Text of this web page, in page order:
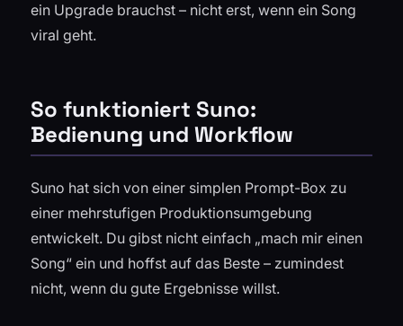
ein Upgrade brauchst – nicht erst, wenn ein Song
viral geht.
So funktioniert Suno:
Bedienung und Workflow
Suno hat sich von einer simplen Prompt-Box zu
einer mehrstufigen Produktionsumgebung
entwickelt. Du gibst nicht einfach „mach mir einen
Song“ ein und hoffst auf das Beste – zumindest
nicht, wenn du gute Ergebnisse willst.